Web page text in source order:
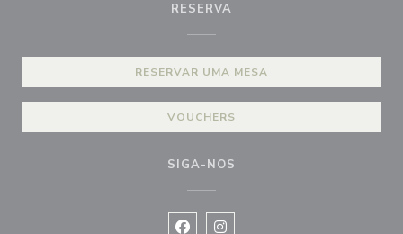
RESERVA
RESERVAR UMA MESA
VOUCHERS
SIGA-NOS